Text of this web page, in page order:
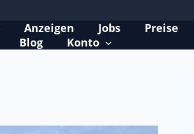
Anzeigen Jobs Preise
Blog
Konto